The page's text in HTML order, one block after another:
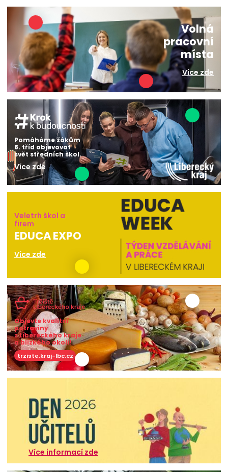
Volná
pracovní
místa
Více zde
Pomáháme žákům
8. tříd objevovat
svět středních škol.
Více zde
Veletrh škol a
firem
EDUCA EXPO
Více zde
Objevte kvalitní
potraviny
z Libereckého kraje
a blízkého okolí!
trziste.kraj-lbc.cz
Více informací zde